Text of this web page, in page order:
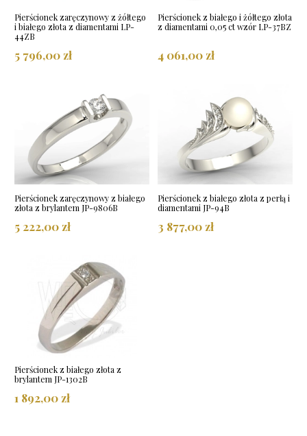
Pierścionek zaręczynowy z żółtego
i białego złota z diamentami LP-
44ZB
5 796,00 zł
Pierścionek z białego i żółtego złota
z diamentami 0,05 ct wzór LP-37BZ
4 061,00 zł
Pierścionek zaręczynowy z białego
złota z brylantem JP-9806B
5 222,00 zł
Pierścionek z białego złota z perłą i
diamentami JP-94B
3 877,00 zł
Pierścionek z białego złota z
brylantem JP-1302B
1 892,00 zł